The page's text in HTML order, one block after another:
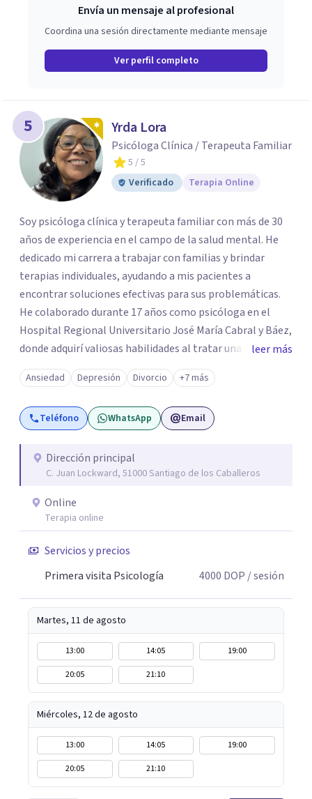
Envía un mensaje al profesional
Coordina una sesión directamente mediante mensaje
Ver perfil completo
5 Yrda Lora
Psicóloga Clínica / Terapeuta Familiar
5 / 5
Verificado
Terapia Online
Soy psicóloga clínica y terapeuta familiar con más de 30
años de experiencia en el campo de la salud mental. He
dedicado mi carrera a trabajar con familias y brindar
terapias individuales, ayudando a mis pacientes a
encontrar soluciones efectivas para sus problemáticas.
He colaborado durante 17 años como psicóloga en el
Hospital Regional Universitario José María Cabral y Báez,
donde adquirí valiosas habilidades al tratar una diversa
gama de casos clínicos. Durante 27 años, fui la directora
del departamento de psicología del Hospital Regional
Presidente Estrella Ureña, donde lideré un equipo de
profesionales en la implementación de programas de
una cita o tiene preguntas sobre cómo puedo ayudarles,
no duden en contactarme. Estoy a un mensaje de
leer más
Ansiedad Depresión Divorcio +7 más
Teléfono WhatsApp Email
Dirección principal
C. Juan Lockward, 51000 Santiago de los Caballeros
Online
Terapia online
Servicios y precios
Primera visita Psicología
4000 DOP / sesión
Martes, 11 de agosto
13:00 14:05
19:00
20:05
21:10
Miércoles, 12 de agosto
13:00 14:05
19:00
20:05
21:10